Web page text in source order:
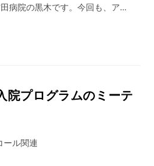
病院の黒木です。今回も、ア…
院プログラムのミーテ
ール関連